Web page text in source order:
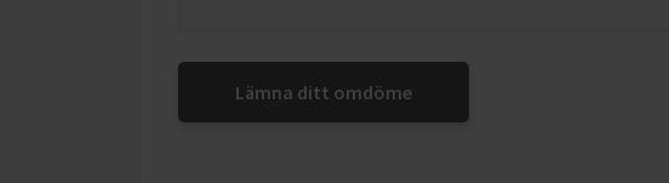
Lämna ditt omdöme